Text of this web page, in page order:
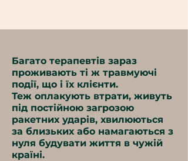
Багато терапевтів зараз
проживають ті ж травмуючі
події, що і їх клієнти.
Теж оплакують втрати, живуть
під постійною загрозою
ракетних ударів, хвилюються
за близьких або намагаються з
нуля будувати життя в чужій
країні.